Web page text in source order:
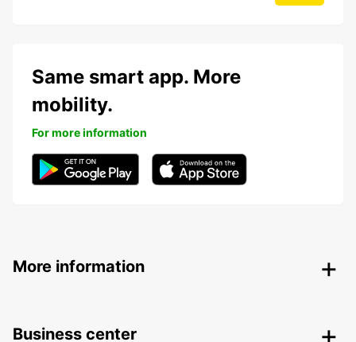
Same smart app. More
mobility.
For more information
More information
Business center